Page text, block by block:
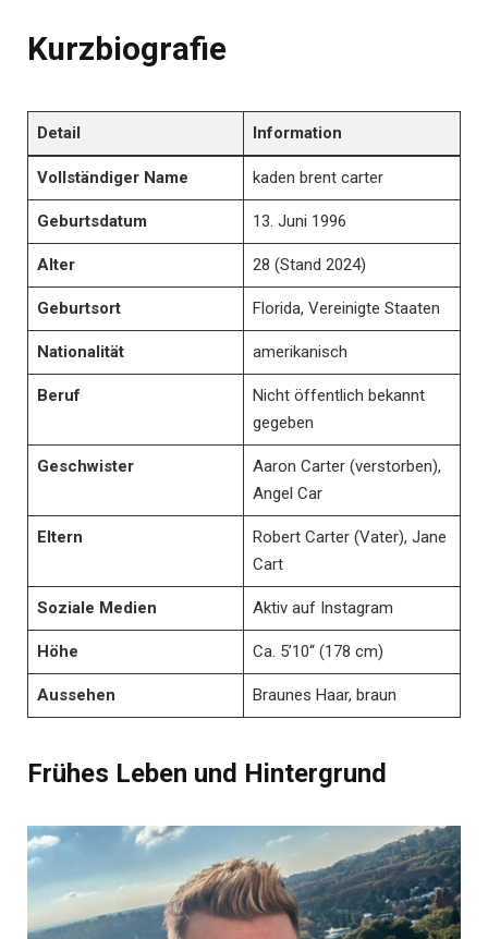
Kurzbiografie
Detail Information
Vollständiger Name kaden brent carter
Geburtsdatum 13. Juni 1996
Alter 28 (Stand 2024)
Geburtsort Florida, Vereinigte Staaten
Nationalität amerikanisch
Beruf
Nicht öffentlich bekannt
gegeben
Geschwister
Aaron Carter (verstorben),
Angel Car
Eltern
Robert Carter (Vater), Jane
Cart
Soziale Medien Aktiv auf Instagram
Höhe Ca. 5’10“ (178 cm)
Aussehen Braunes Haar, braun
Frühes Leben und Hintergrund